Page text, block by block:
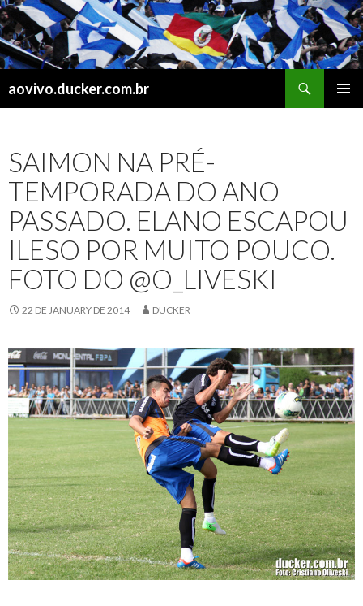
aovivo.ducker.com.br
SAIMON NA PRÉ-
TEMPORADA DO ANO
PASSADO. ELANO ESCAPOU
ILESO POR MUITO POUCO.
FOTO DO @O_LIVESKI
22 DE JANUARY DE 2014 DUCKER